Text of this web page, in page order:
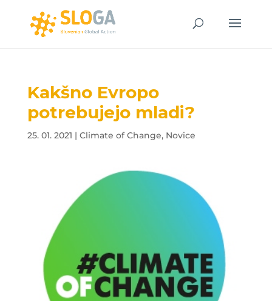
Kakšno Evropo
potrebujejo mladi?
25. 01. 2021 | Climate of Change, Novice